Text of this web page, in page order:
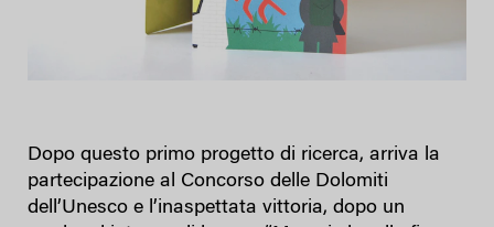
Dopo questo primo progetto di ricerca, arriva la
partecipazione al Concorso delle Dolomiti
dell’Unesco e l’inaspettata vittoria, dopo un